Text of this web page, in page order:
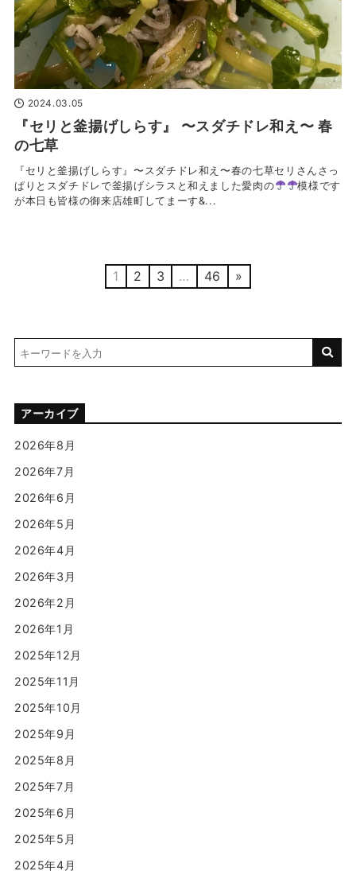
2024.03.05
『セリと釜揚げしらす』 〜スダチドレ和え〜 春
の七草
『セリと釜揚げしらす』〜スダチドレ和え〜春の七草セリさんさっ
ぱりとスダチドレで釜揚げシラスと和えました愛肉の
模様です
が本日も皆様の御来店雄町してまーす‍&...
1 2 3 … 46 »
アーカイブ
2026年8月
2026年7月
2026年6月
2026年5月
2026年4月
2026年3月
2026年2月
2026年1月
2025年12月
2025年11月
2025年10月
2025年9月
2025年8月
2025年7月
2025年6月
2025年5月
2025年4月